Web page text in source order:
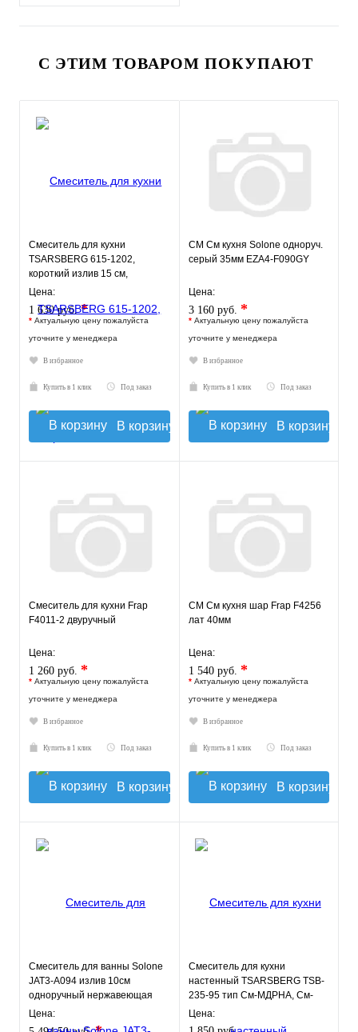
С ЭТИМ ТОВАРОМ ПОКУПАЮТ
Смеситель для кухни
TSARSBERG 615-1202,
короткий излив 15 см,
одноручный, шпильки, тип См-
УмОЦБА
Цена:
1 630 руб.*
* Актуальную цену пожалуйста
уточните у менеджера
В избранное
Купить в 1 клик Под заказ
В корзину
СМ См кухня Solone одноруч.
серый 35мм EZA4-F090GY
Цена:
3 160 руб. *
* Актуальную цену пожалуйста
уточните у менеджера
В избранное
Купить в 1 клик Под заказ
В корзину
Смеситель для кухни Frap
F4011-2 двуручный
Цена:
1 260 руб. *
* Актуальную цену пожалуйста
уточните у менеджера
В избранное
Купить в 1 клик Под заказ
В корзину
СМ См кухня шар Frap F4256
лат 40мм
Цена:
1 540 руб. *
* Актуальную цену пожалуйста
уточните у менеджера
В избранное
Купить в 1 клик Под заказ
В корзину
Смеситель для ванны Solone
JAT3-A094 излив 10см
одноручный нержавеющая
сталь
Цена:
Смеситель для кухни
настенный TSARSBERG TSB-
235-95 тип См-МДРНА, См-
УмДРНА
Цена: